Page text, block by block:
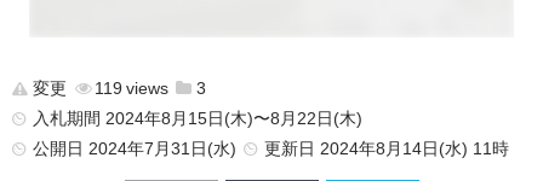
変更 119
3
入札期間 2024年8月15日(木)〜8月22日(木)
公開日 2024年7月31日(水) 更新日 2024年8月14日(水) 11時